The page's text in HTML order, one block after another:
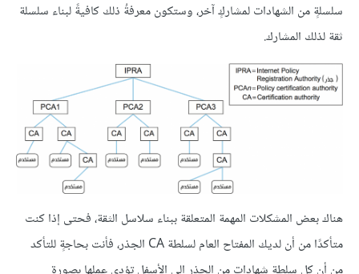
سلسلةٍ من الشهادات لمشاركٍ آخر، وستكون معرفةُ ذلك كافيةً لبناء سلسلة
ثقة لذلك المشارك.
هناك بعض المشكلات المهمة المتعلقة ببناء سلاسل الثقة، فحتى إذا كنت
متأكدًا من أن لديك المفتاح العام لسلطة CA الجذر، فأنت بحاجةٍ للتأكد